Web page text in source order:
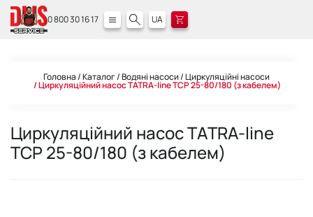
0 800 30 16 17 UA
Головна Каталог Водяні насоси Циркуляційні насоси
Циркуляційний насос TATRA-line TCP 25-80/180 (з кабелем)
Циркуляційний насос TATRA-line
TCP 25-80/180 (з кабелем)